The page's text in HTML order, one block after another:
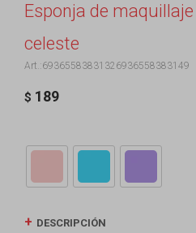
Esponja de
celeste
69365583831326936558383149
$ 189
DESCRIPCIÓN